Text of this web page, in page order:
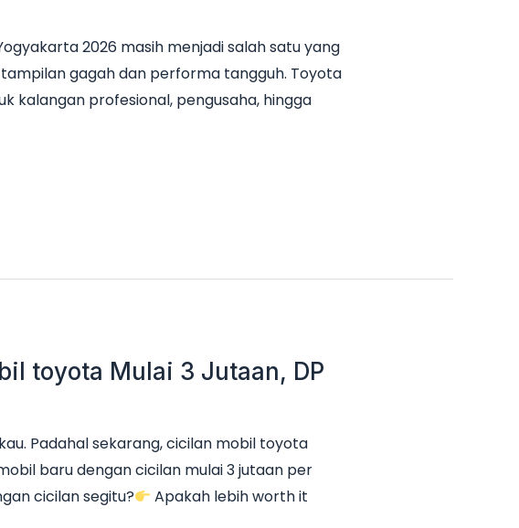
2026 masih menjadi salah satu yang
gagah dan performa tangguh. Toyota
kalangan profesional, pengusaha, hingga
toyota Mulai 3 Jutaan, DP
Padahal sekarang, cicilan mobil toyota
baru dengan cicilan mulai 3 jutaan per
cicilan segitu?
Apakah lebih worth it